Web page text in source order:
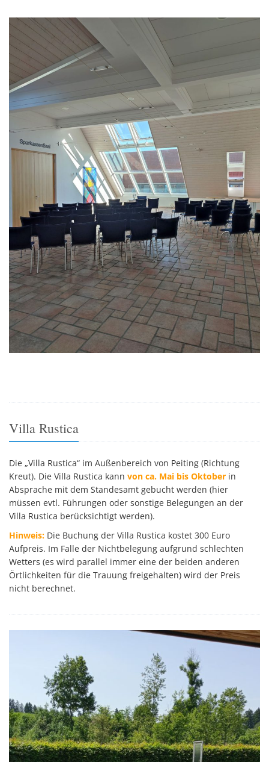
Villa Rustica
Die „Villa Rustica“ im Außenbereich von Peiting (Richtung
Kreut). Die Villa Rustica kann von ca. Mai bis Oktober in
Absprache mit dem Standesamt gebucht werden (hier
müssen evtl. Führungen oder sonstige Belegungen an der
Villa Rustica berücksichtigt werden).
Hinweis: Die Buchung der Villa Rustica kostet 300 Euro
Aufpreis. Im Falle der Nichtbelegung aufgrund schlechten
Wetters (es wird parallel immer eine der beiden anderen
Örtlichkeiten für die Trauung freigehalten) wird der Preis
nicht berechnet.